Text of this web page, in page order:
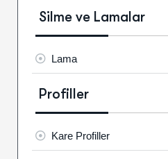
Silme ve Lamalar
Lama
Profiller
Kare Profiller